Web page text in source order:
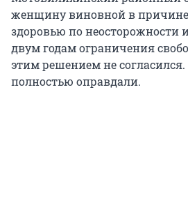
женщину виновной в
здоровью по неосторожности
двум годам ограничения
этим решением не
полностью оправдали.